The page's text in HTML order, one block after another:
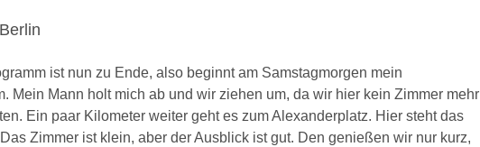
ist nun zu Ende, also beginnt am Samstagmorgen mein
Mein Mann holt mich ab und wir ziehen um, da wir hier kein Zimmer mehr
Ein paar Kilometer weiter geht es zum Alexanderplatz. Hier steht das
Zimmer ist klein, aber der Ausblick ist gut. Den genießen wir nur kurz,